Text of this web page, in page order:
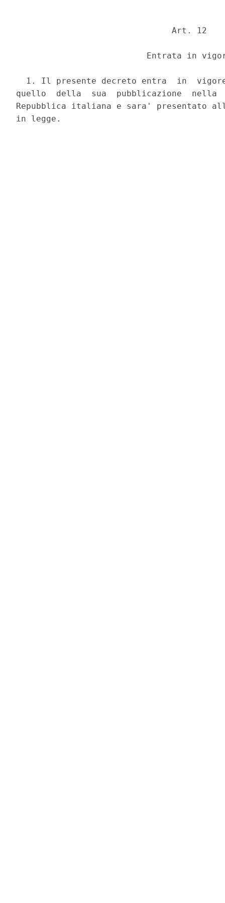
                               Art. 12
Entrata in
1. Il presente decreto entra  in
quello  della  sua  pubblicazione
Repubblica italiana e sara' presentato